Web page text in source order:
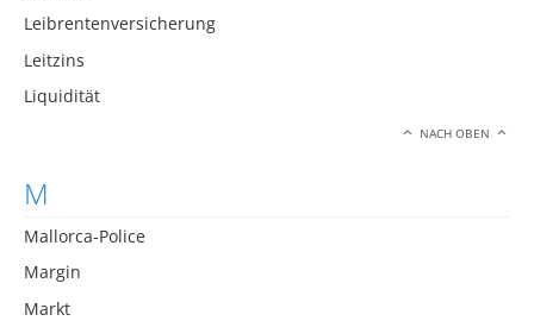
Leibrentenversicherung
Leitzins
Liquidität
NACH OBEN
M
Mallorca-Police
Margin
Markt